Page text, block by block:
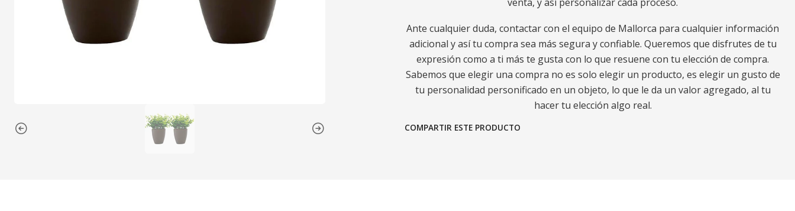
Ante cualquier duda, contactar con el equipo de Mallorca para cualquier información
adicional y así tu compra sea más segura y confiable. Queremos que disfrutes de tu
expresión como a ti más te gusta con lo que resuene con tu elección de compra.
Sabemos que elegir una compra no es solo elegir un producto, es elegir un gusto de
tu personalidad personificado en un objeto, lo que le da un valor agregado, al tu
hacer tu elección algo real.
COMPARTIR ESTE PRODUCTO